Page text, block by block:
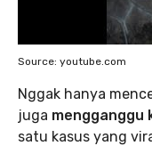
Source: youtube.com
Nggak hanya
juga mengganggu
satu kasus yang